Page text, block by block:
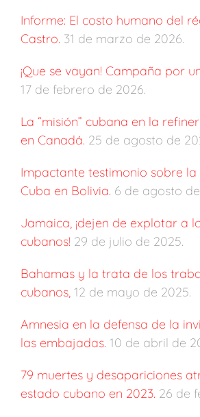
Informe: El costo humano del
Castro. 31 de marzo de 2026.
¡Que se vayan! Campaña por
17 de febrero de 2026.
La “misión” cubana en la
en Canadá. 25 de agosto de
Impactante testimonio sobre la
Cuba en Bolivia. 6 de agosto
Jamaica, ¡dejen de explotar a
cubanos! 29 de julio de 2025.
Bahamas y la trata de los
cubanos, 12 de mayo de 2025.
Amnesia en la defensa de la
las embajadas. 10 de abril de
79 muertes y desapariciones
estado cubano en 2023. 26 de